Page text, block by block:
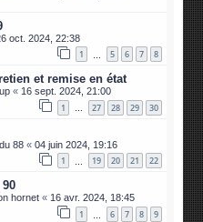
oct. 2024, 22:38
1 5 6 7 8
et remise en état
« 16 sept. 2024, 21:00
1 … 27 28 29 30
88 «04 juin 2024, 19:16
1 19 20 21 22
hornet «16 avr. 2024, 18:45
1 6 7 8 9